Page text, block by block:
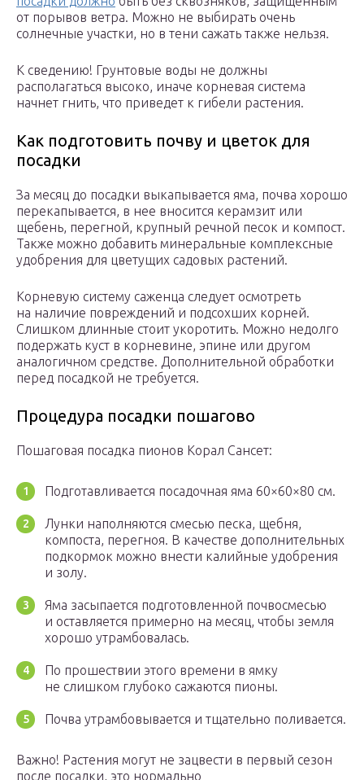
от порывов ветра. Можно не выбирать очень
солнечные участки, но в тени сажать также нельзя.
К сведению! Грунтовые воды не должны
располагаться высоко, иначе корневая система
начнет гнить, что приведет к гибели растения.
Как подготовить почву и цветок для
посадки
За месяц до посадки выкапывается яма, почва хорошо
перекапывается, в нее вносится керамзит или
щебень, перегной, крупный речной песок и компост.
Также можно добавить минеральные комплексные
удобрения для цветущих садовых растений.
Корневую систему саженца следует осмотреть
на наличие повреждений и подсохших корней.
Слишком длинные стоит укоротить. Можно недолго
подержать куст в корневине, эпине или другом
аналогичном средстве. Дополнительной обработки
перед посадкой не требуется.
Процедура посадки пошагово
Пошаговая посадка пионов Корал Сансет:
Подготавливается посадочная яма 60×60×80 см.
Лунки наполняются смесью песка, щебня,
компоста, перегноя. В качестве дополнительных
подкормок можно внести калийные удобрения
и золу.
Яма засыпается подготовленной почвосмесью
и оставляется примерно на месяц, чтобы земля
хорошо утрамбовалась.
По прошествии этого времени в ямку
не слишком глубоко сажаются пионы.
Почва утрамбовывается и тщательно поливается.
Важно! Растения могут не зацвести в первый сезон
после посадки, это нормально